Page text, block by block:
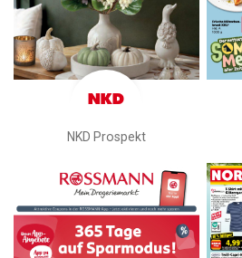
NKD Prospekt